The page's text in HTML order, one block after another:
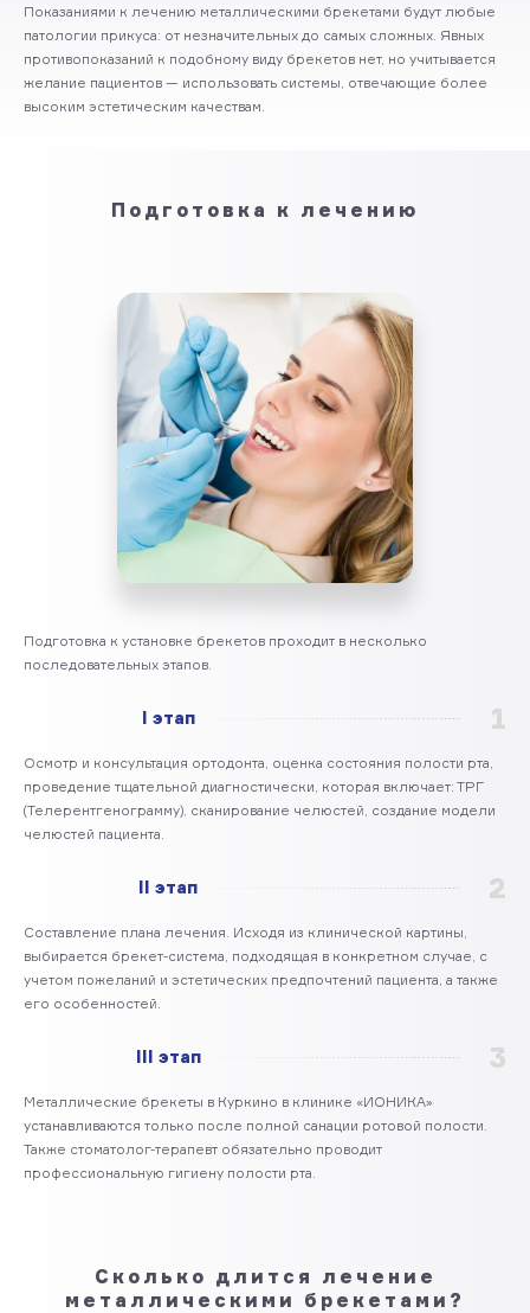
Показаниями к лечению металлическими брекетами будут любые
патологии прикуса: от незначительных до самых сложных. Явных
противопоказаний к подобному виду брекетов нет, но учитывается
желание пациентов — использовать системы, отвечающие более
высоким эстетическим качествам.
Подготовка к лечению
Подготовка к установке брекетов проходит в несколько
последовательных этапов.
I этап 1
Осмотр и консультация ортодонта, оценка состояния полости рта,
проведение тщательной диагностически, которая включает: ТРГ
(Телерентгенограмму), сканирование челюстей, создание модели
челюстей пациента.
II этап 2
Составление плана лечения. Исходя из клинической картины,
выбирается брекет-система, подходящая в конкретном случае, с
учетом пожеланий и эстетических предпочтений пациента, а также
его особенностей.
III этап 3
Металлические брекеты в Куркино в клинике «ИОНИКА»
устанавливаются только после полной санации ротовой полости.
Также стоматолог-терапевт обязательно проводит
профессиональную гигиену полости рта.
Сколько длится лечение
металлическими брекетами?